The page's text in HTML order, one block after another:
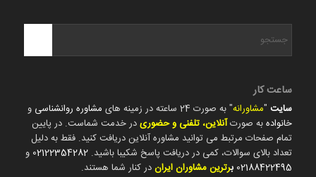
ساعت کار
سایت"مشاورانه" به صورت 24 ساعته در زمینه های مشاوره روانشناسی و
خانوادهبه صورتآنلاین، تلفنی و حضوریدر خدمت شماست. در پایین
تمام صفحات مرتبط می توانید مشاوره آنلاین دریافت کنید. فقط به دلیل
تعداد بالای سوالات، کمی در دریافت پاسخ شکیبا باشید. 02122354282 و
02188422495 برترین مشاوران ایراندر کنار شما هستند.